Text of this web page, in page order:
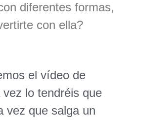
diferentes formas,
con ella?
el vídeo de
lo tendréis que
vez que salga un